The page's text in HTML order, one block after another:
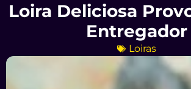
Loira Deliciosa
Entregador
Loiras